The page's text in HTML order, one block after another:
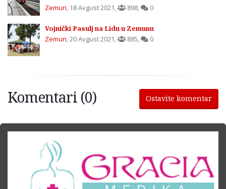
Zemun, 18 Avgust 2021, 898, 0
Vojnički Pasulj na Lidu u Zemunu
Zemun,20 Avgust 2021, 885, 0
Komentari (0) Ostavite komentar